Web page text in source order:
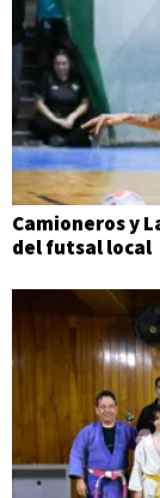
Camioneros y
del futsal local